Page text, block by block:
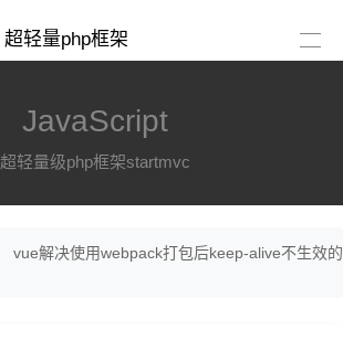
超轻量php框架
JavaScript
超轻量级php框架startmvc
vue解决使用webpack打包后keep-alive不生效的